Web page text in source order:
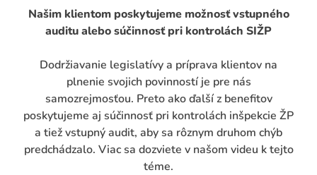
Našim klientom poskytujeme možnosť vstupného
auditu alebo súčinnosť pri kontrolách SIŽP
Dodržiavanie legislatívy a príprava klientov na
plnenie svojich povinností je pre nás
samozrejmosťou. Preto ako ďalší z benefitov
poskytujeme aj súčinnosť pri kontrolách inšpekcie ŽP
a tiež vstupný audit, aby sa rôznym druhom chýb
predchádzalo. Viac sa dozviete v našom videu k tejto
téme.